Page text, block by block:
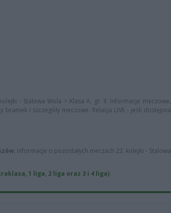
- Stalowa Wola > Klasa A, gr. II. Informacje meczowe,
i szczegóły meczowe. Relacja LIVE - jeśli dostępna
, informacje o pozostałych meczach 22. kolejki - Stalowa
1 liga, 2 liga oraz 3 i 4 liga).